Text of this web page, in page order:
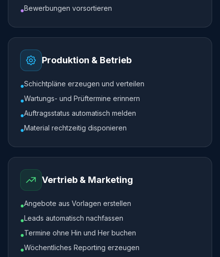
●Bewerbungen vorsortieren
Produktion & Betrieb
●Schichtpläne erzeugen und verteilen
●Wartungs- und Prüftermine erinnern
●Auftragsstatus automatisch melden
●Material rechtzeitig disponieren
Vertrieb & Marketing
●Angebote aus Vorlagen erstellen
●Leads automatisch nachfassen
●Termine ohne Hin und Her buchen
●Wöchentliches Reporting erzeugen